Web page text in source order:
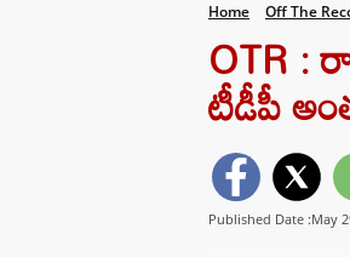
Home Off The
OTR :
టీడీపీ
Published Date :May